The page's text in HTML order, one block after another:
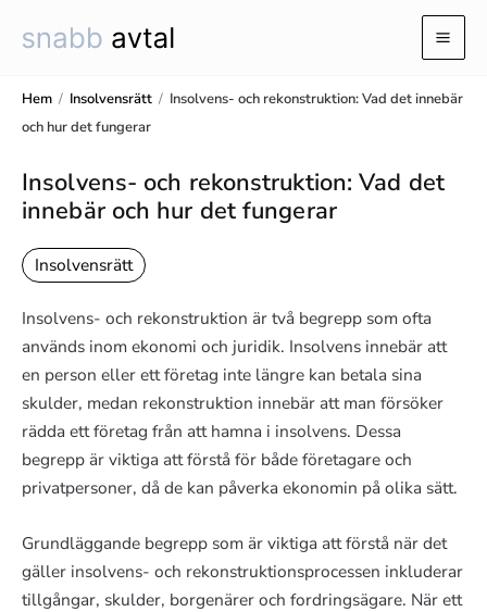
Hem / Insolvensrätt / Insolvens- och rekonstruktion: Vad det innebär
och hur det fungerar
Insolvens- och rekonstruktion: Vad det
innebär och hur det fungerar
Insolvensrätt
Insolvens- och rekonstruktion är två begrepp som ofta
används inom ekonomi och juridik. Insolvens innebär att
en person eller ett företag inte längre kan betala sina
skulder, medan rekonstruktion innebär att man försöker
rädda ett företag från att hamna i insolvens. Dessa
begrepp är viktiga att förstå för både företagare och
privatpersoner, då de kan påverka ekonomin på olika sätt.
Grundläggande begrepp som är viktiga att förstå när det
gäller insolvens- och rekonstruktionsprocessen inkluderar
tillgångar, skulder, borgenärer och fordringsägare. När ett